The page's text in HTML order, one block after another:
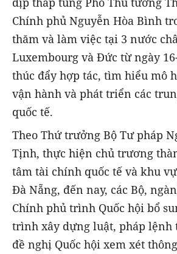
Chính phủ Nguyễn Hòa Bình
thăm và làm việc tại 3 nước
Luxembourg và Đức từ ngày
thúc đẩy hợp tác, tìm hiểu mô
vận hành và phát triển các
quốc tế.
Theo Thứ trưởng Bộ Tư pháp
Tịnh, thực hiện chủ trương
tâm tài chính quốc tế và khu
Đà Nẵng, đến nay, các Bộ,
Chính phủ trình Quốc hội bổ
trình xây dựng luật, pháp lệnh
đề nghị Quốc hội xem xét